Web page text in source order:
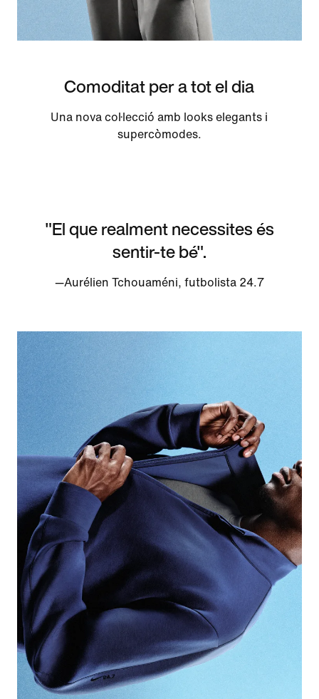
Comoditat per a tot el dia
Una nova col·lecció amb looks elegants i
supercòmodes.
"El que realment necessites és
sentir-te bé".
—Aurélien Tchouaméni, futbolista 24.7